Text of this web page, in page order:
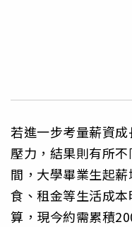
若進一步考量薪資
壓力，結果則有所
間，大學畢業生起
食、租金等生活成
算，現今約需累積